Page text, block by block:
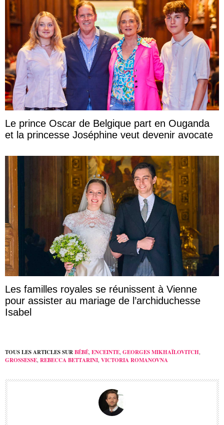
Le prince Oscar de Belgique part en Ouganda
et la princesse Joséphine veut devenir avocate
Les familles royales se réunissent à Vienne
pour assister au mariage de l’archiduchesse
Isabel
TOUS LES ARTICLES SURBÉBÉ, ENCEINTE, GEORGES MIKHAÏLOVITCH,
GROSSESSE, REBECCA BETTARINI, VICTORIA ROMANOVNA